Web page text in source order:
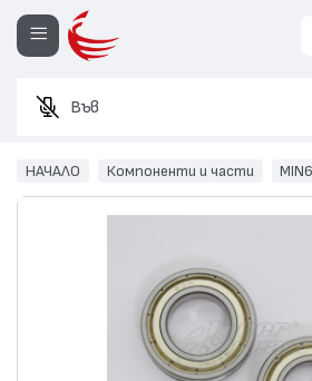
Въведет
НАЧАЛО Компоненти и части